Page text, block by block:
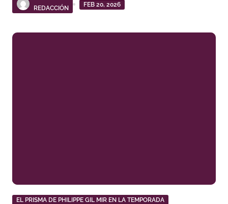
REDACCIÓN
FEB 20, 2026
EL PRISMA DE PHILIPPE GIL MIR EN LA TEMPORADA